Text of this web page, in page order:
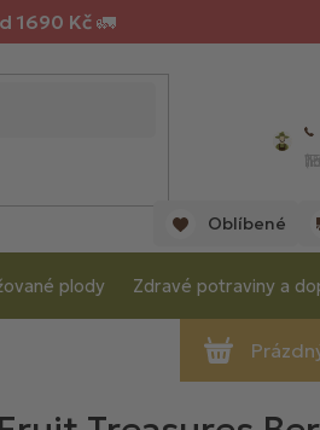
1690 Kč 🚛
(Po - Pá
Oblíbené
plody Zdravé potraviny a